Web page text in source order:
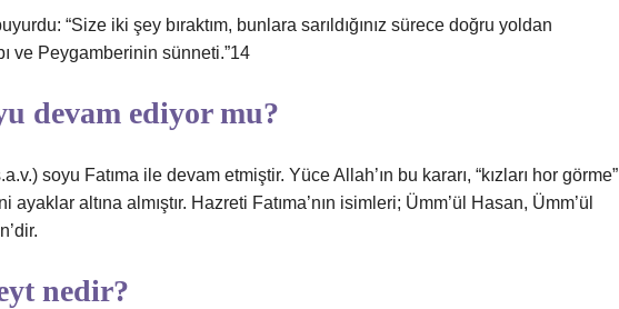
“Size iki şey bıraktım, bunlara sarıldığınız sürece doğru yoldan
ve Peygamberinin sünneti.”14
devam ediyor mu?
soyu Fatıma ile devam etmiştir. Yüce Allah’ın bu kararı, “kızları hor görme”
altına almıştır. Hazreti Fatıma’nın isimleri; Ümm’ül Hasan, Ümm’ül
nedir?